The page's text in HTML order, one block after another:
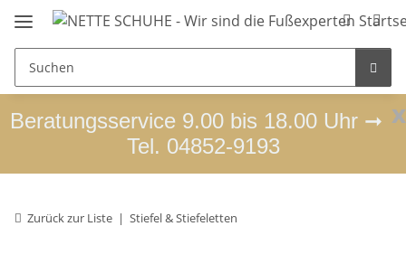
x
Beratungsservice 9.00 bis 18.00 Uhr ➞
Tel. 04852-9193
Zurück zur Liste Stiefel & Stiefeletten